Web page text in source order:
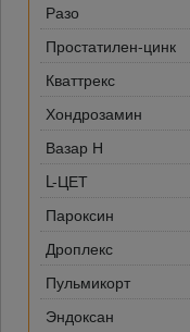
Разо
Простатилен-цинк
Кваттрекс
Хондрозамин
Вазар Н
L-ЦЕТ
Пароксин
Дроплекс
Пульмикорт
Эндоксан